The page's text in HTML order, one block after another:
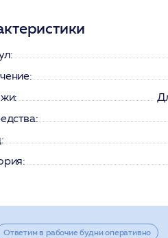
Ответим в рабочие будни оперативно